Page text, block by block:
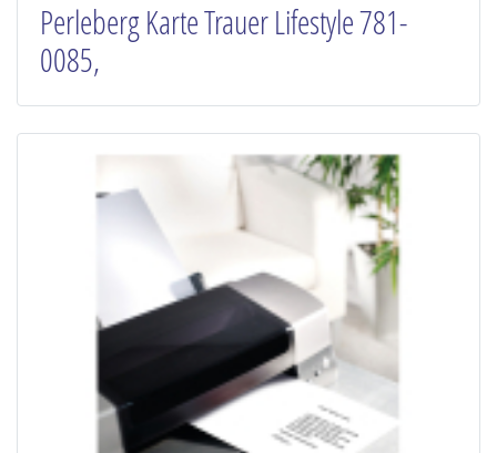
Perleberg Karte Trauer Lifestyle 781-
0085,